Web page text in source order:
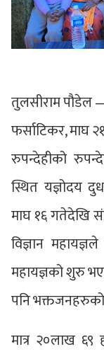
तुलसीराम पौडेल
फर्साटिकर, माघ २१
रुपन्देहीको
स्थित यज्ञोदय
माघ १६ गतेदेखि
विज्ञान
महायज्ञको शुरु
पनि
मात्र २०लाख